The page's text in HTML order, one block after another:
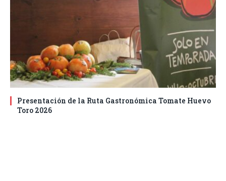
Presentación de la Ruta Gastronómica Tomate Huevo
Toro 2026